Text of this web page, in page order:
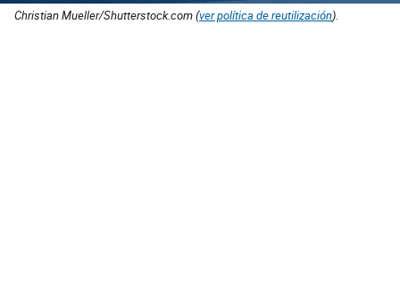
Christian Mueller/Shutterstock.com (ver política de reutilización).